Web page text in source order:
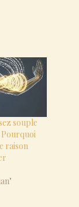
souple
Pourquoi
raison